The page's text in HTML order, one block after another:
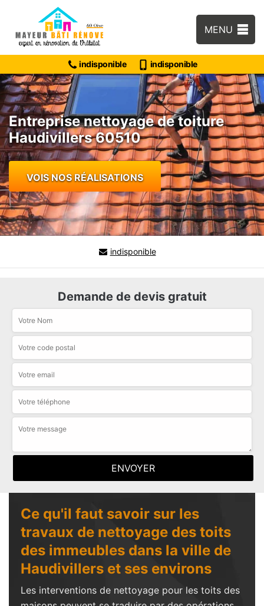
MENU
indisponible indisponible
Entreprise nettoyage de toiture
Haudivillers 60510
VOIS NOS RÉALISATIONS
indisponible
Demande de devis gratuit
Ce qu'il faut savoir sur les
travaux de nettoyage des toits
des immeubles dans la ville de
Haudivillers et ses environs
Les interventions de nettoyage pour les toits des